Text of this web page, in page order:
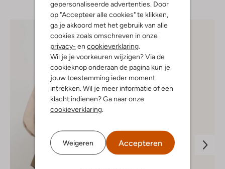
gepersonaliseerde advertenties. Door
op "Accepteer alle cookies" te klikken,
ga je akkoord met het gebruik van alle
cookies zoals omschreven in onze
privacy- en cookieverklaring.
Wil je je voorkeuren wijzigen? Via de
cookieknop onderaan de pagina kun je
jouw toestemming ieder moment
intrekken. Wil je meer informatie of een
klacht indienen? Ga naar onze
cookieverklaring.
Weigeren Accepteren